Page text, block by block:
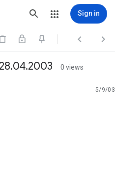
Sign in
  
0 views
5/9/03